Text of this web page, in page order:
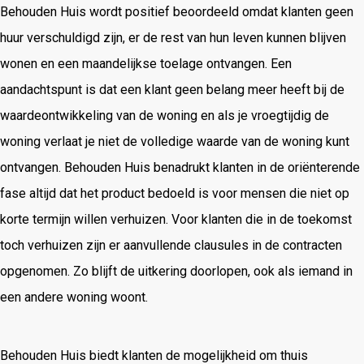
Behouden Huis wordt positief beoordeeld omdat klanten geen
huur verschuldigd zijn, er de rest van hun leven kunnen blijven
wonen en een maandelijkse toelage ontvangen. Een
aandachtspunt is dat een klant geen belang meer heeft bij de
waardeontwikkeling van de woning en als je vroegtijdig de
woning verlaat je niet de volledige waarde van de woning kunt
ontvangen. Behouden Huis benadrukt klanten in de oriënterende
fase altijd dat het product bedoeld is voor mensen die niet op
korte termijn willen verhuizen. Voor klanten die in de toekomst
toch verhuizen zijn er aanvullende clausules in de contracten
opgenomen. Zo blijft de uitkering doorlopen, ook als iemand in
een andere woning woont.
Behouden Huis biedt klanten de mogelijkheid om thuis